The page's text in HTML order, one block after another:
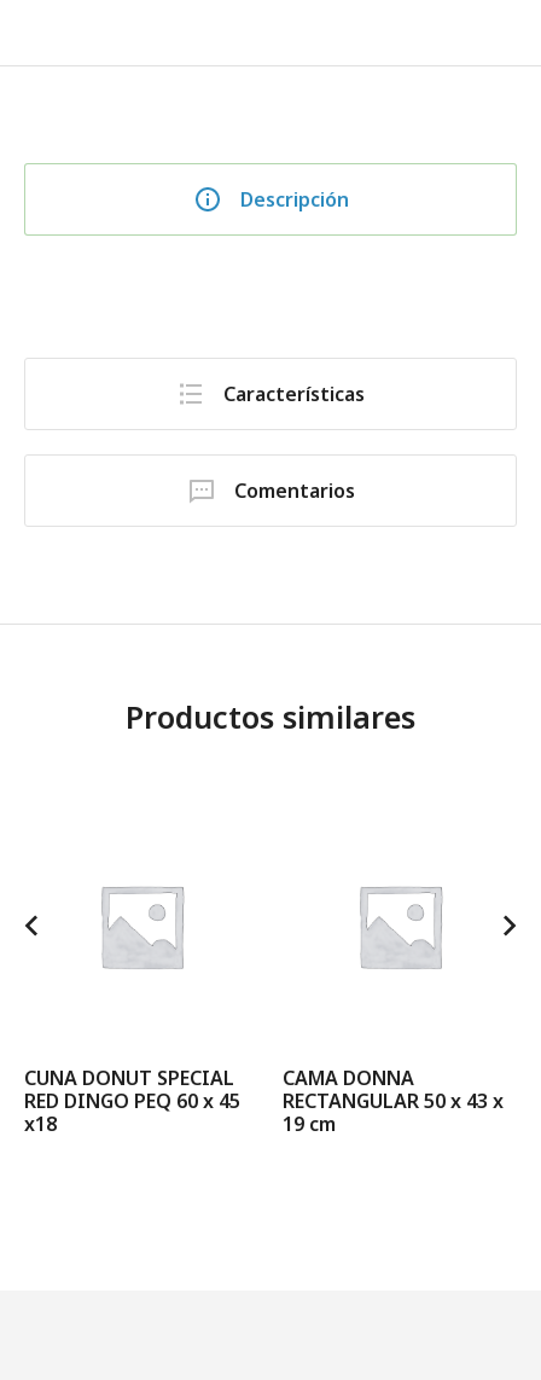
Descripción
Características
Comentarios
Productos similares
CUNA DONUT SPECIAL
RED DINGO PEQ 60 x 45
x18
CAMA DONNA
RECTANGULAR 50 x 43 x
19 cm